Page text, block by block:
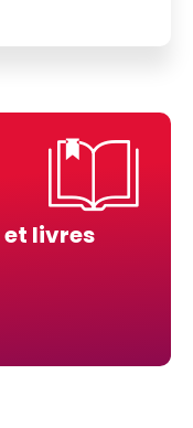
et livres